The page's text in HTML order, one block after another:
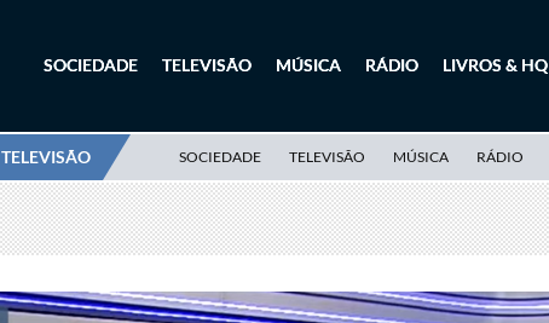
SOCIEDADE TELEVISÃO MÚSICA RÁDIO LIVROS & HQ
TELEVISÃO SOCIEDADE TELEVISÃO MÚSICA RÁDIO